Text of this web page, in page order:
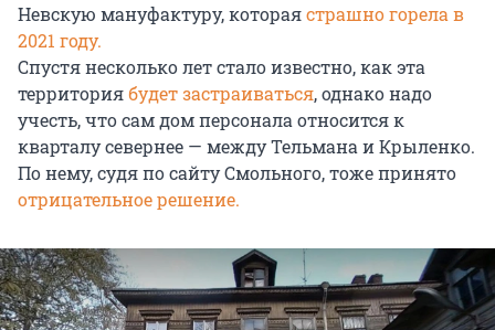
Невскую мануфактуру, котораястрашно горела в
2021 году.
Спустя несколько лет стало известно, как эта
территориябудет застраиваться, однако надо
учесть, что сам дом персонала относится к
кварталу севернее — между Тельмана и Крыленко.
По нему, судя по сайту Смольного, тоже принято
отрицательное решение.